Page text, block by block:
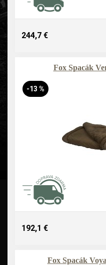
244,7 €
Fox Spacák
-13 %
192,1 €
Fox Spacák